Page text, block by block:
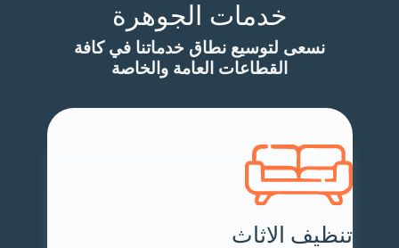
خدمات الجوهرة
نسعى لتوسيع نطاق خدماتنا في كافة
القطاعات العامة والخاصة
تنظيف الاثاث